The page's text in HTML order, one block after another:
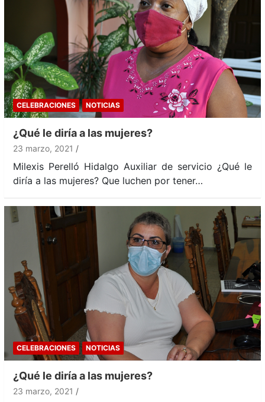
CELEBRACIONES NOTICIAS
¿Qué le diría a las mujeres?
23 marzo, 2021
Milexis Perelló Hidalgo Auxiliar de servicio ¿Qué le
diría a las mujeres? Que luchen por tener…
CELEBRACIONES NOTICIAS
¿Qué le diría a las mujeres?
23 marzo, 2021